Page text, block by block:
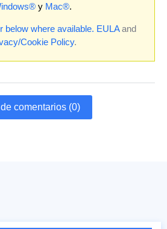
y Mac®.
below where available. EULAand
Cookie Policy.
comentarios (0)